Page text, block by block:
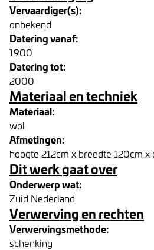
Vervaardiger(s):
onbekend
Datering vanaf:
1900
Datering tot:
2000
Materiaal en techniek
Materiaal:
wol
Afmetingen:
hoogte 212cm x breedte 120cm
Dit werk gaat over
Onderwerp wat:
Zuid Nederland
Verwerving en rechten
Verwervingsmethode:
schenking